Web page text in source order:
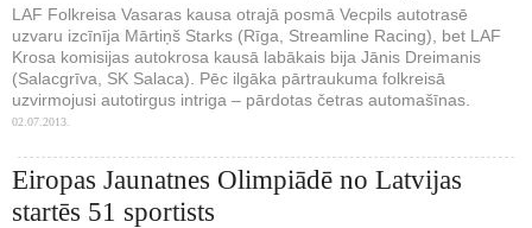
LAF Folkreisa Vasaras kausa otrajā posmā Vecpils autotrasē
uzvaru izcīnīja Mārtiņš Starks (Rīga, Streamline Racing), bet LAF
Krosa komisijas autokrosa kausā labākais bija Jānis Dreimanis
(Salacgrīva, SK Salaca). Pēc ilgāka pārtraukuma folkreisā
uzvirmojusi autotirgus intriga – pārdotas četras automašīnas.
02.07.2013.
Eiropas Jaunatnes Olimpiādē no Latvijas
startēs 51 sportists